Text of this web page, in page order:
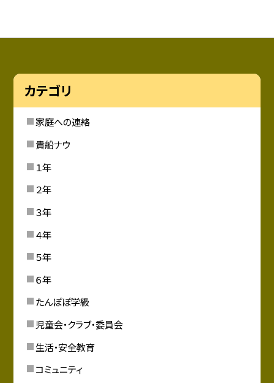
カテゴリ
家庭への連絡
貴船ナウ
１年
２年
３年
４年
５年
６年
たんぽぽ学級
児童会・クラブ・委員会
生活・安全教育
コミュニティ